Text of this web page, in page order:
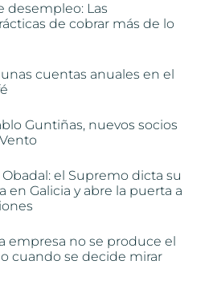
desempleo: Las
de cobrar más de lo
cuentas anuales en el
Guntiñas, nuevos socios
Obadal: el Supremo dicta su
en Galicia y abre la puerta a
empresa no se produce el
cuando se decide mirar